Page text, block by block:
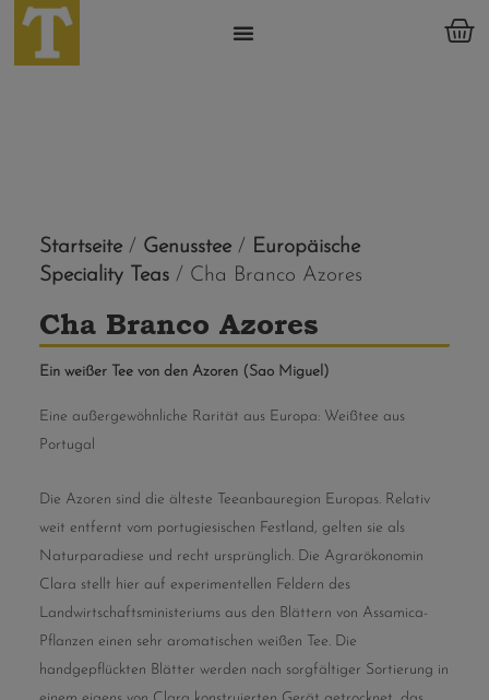
Startseite/ Genusstee/ Europäische
Speciality Teas/ Cha Branco Azores
Cha Branco Azores
Ein weißer Tee von den Azoren (Sao Miguel)
Eine außergewöhnliche Rarität aus Europa: Weißtee aus
Portugal
Die Azoren sind die älteste Teeanbauregion Europas. Relativ
weit entfernt vom portugiesischen Festland, gelten sie als
Naturparadiese und recht ursprünglich. Die Agrarökonomin
Clara stellt hier auf experimentellen Feldern des
Landwirtschaftsministeriums aus den Blättern von Assamica-
Pflanzen einen sehr aromatischen weißen Tee. Die
handgepflückten Blätter werden nach sorgfältiger Sortierung in